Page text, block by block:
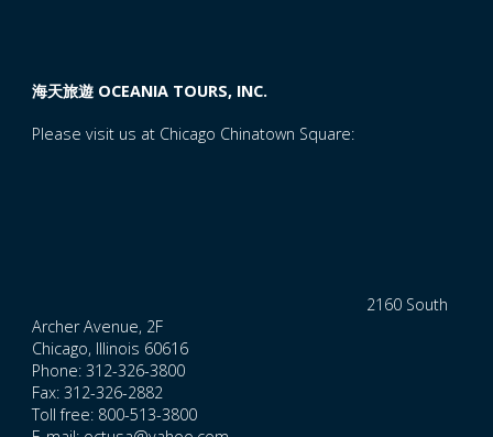
海天旅遊 OCEANIA TOURS, INC.
Please visit us at Chicago Chinatown Square:
2160 South
Archer Avenue, 2F
Chicago, Illinois 60616
Phone: 312-326-3800
Fax: 312-326-2882
Toll free: 800-513-3800